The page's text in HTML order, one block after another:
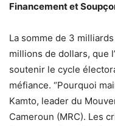
Financement et
La somme de 3
millions de dollars, que
soutenir le cycle
méfiance. “Pourquoi
Kamto, leader du
Cameroun (MRC). Les